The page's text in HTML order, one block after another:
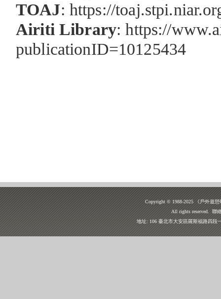
TOAJ: https://
Airiti Library:https://
publicationID=10125434
Copyright © 1988-2025 《戶外遊
All rights reserved. 聯
地址: 106 臺北市大安區羅斯福路四段